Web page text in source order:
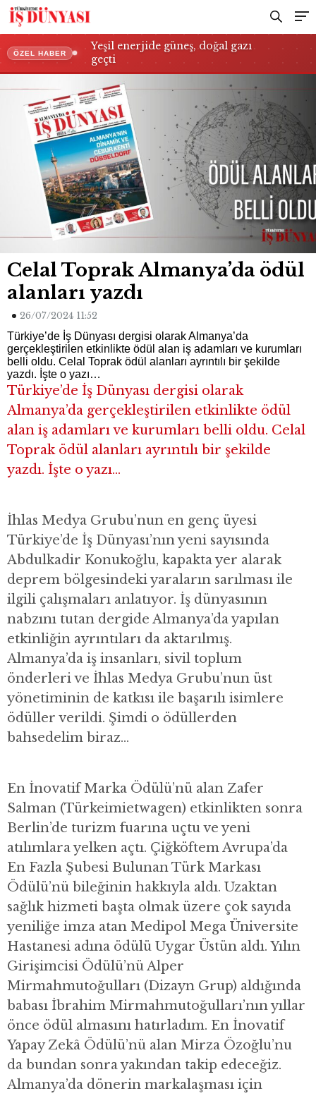
ÖZEL HABER
Yeşil enerjide güneş, doğal gazı
geçti
Celal Toprak Almanya’da ödül
alanları yazdı
26/07/2024 11:52
Türkiye’de İş Dünyası dergisi olarak Almanya’da
gerçekleştirilen etkinlikte ödül alan iş adamları ve kurumları
belli oldu. Celal Toprak ödül alanları ayrıntılı bir şekilde
yazdı. İşte o yazı…
Türkiye’de İş Dünyası dergisi olarak
Almanya’da gerçekleştirilen etkinlikte ödül
alan iş adamları ve kurumları belli oldu. Celal
Toprak ödül alanları ayrıntılı bir şekilde
yazdı. İşte o yazı…
İhlas Medya Grubu’nun en genç üyesi
Türkiye’de İş Dünyası’nın yeni sayısında
Abdulkadir Konukoğlu, kapakta yer alarak
deprem bölgesindeki yaraların sarılması ile
ilgili çalışmaları anlatıyor. İş dünyasının
nabzını tutan dergide Almanya’da yapılan
etkinliğin ayrıntıları da aktarılmış.
Almanya’da iş insanları, sivil toplum
önderleri ve İhlas Medya Grubu’nun üst
yönetiminin de katkısı ile başarılı isimlere
ödüller verildi. Şimdi o ödüllerden
bahsedelim biraz…
En İnovatif Marka Ödülü’nü alan Zafer
Salman (Türkeimietwagen) etkinlikten sonra
Berlin’de turizm fuarına uçtu ve yeni
atılımlara yelken açtı. Çiğköftem Avrupa’da
En Fazla Şubesi Bulunan Türk Markası
Ödülü’nü bileğinin hakkıyla aldı. Uzaktan
sağlık hizmeti başta olmak üzere çok sayıda
yeniliğe imza atan Medipol Mega Üniversite
Hastanesi adına ödülü Uygar Üstün aldı. Yılın
Girişimcisi Ödülü’nü Alper
Mirmahmutoğulları (Dizayn Grup) aldığında
babası İbrahim Mirmahmutoğulları’nın yıllar
önce ödül almasını hatırladım. En İnovatif
Yapay Zekâ Ödülü’nü alan Mirza Özoğlu’nu
da bundan sonra yakından takip edeceğiz.
Almanya’da dönerin markalaşması için